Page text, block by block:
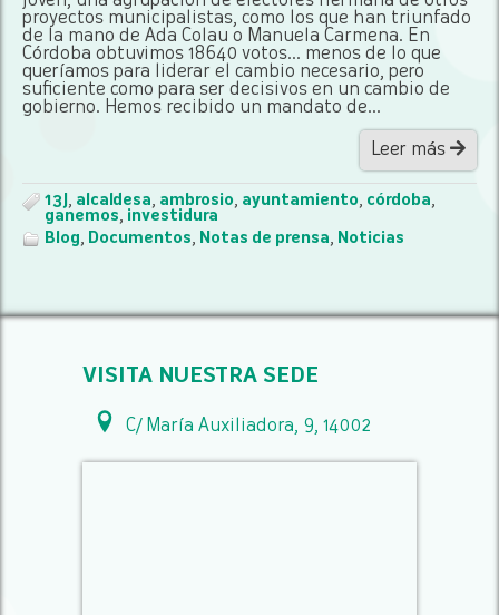
proyectos municipalistas, como los que han triunfado
de la mano de Ada Colau o Manuela Carmena. En
Córdoba obtuvimos 18640 votos... menos de lo que
queríamos para liderar el cambio necesario, pero
suficiente como para ser decisivos en un cambio de
gobierno. Hemos recibido un mandato de...
Leer más
13J , alcaldesa, ambrosio, ayuntamiento, córdoba,
ganemos, investidura
Blog, Documentos, Notas de prensa, Noticias
VISITA NUESTRA SEDE
C/ María Auxiliadora, 9, 14002